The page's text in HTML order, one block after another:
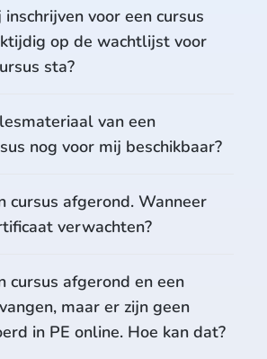
inschrijven voor een cursus
op de wachtlijst voor
sta?
van een
nog voor mij beschikbaar?
cursus afgerond. Wanneer
verwachten?
cursus afgerond en een
maar er zijn geen
in PE online. Hoe kan dat?